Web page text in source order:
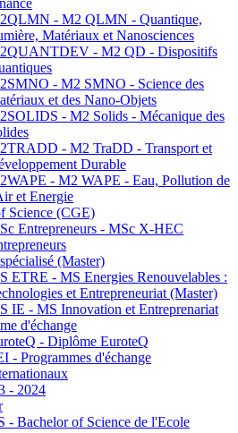
- M2 QLMN - Quantique,
Matériaux et Nanosciences
- M2 QD - Dispositifs
- M2 SMNO - Science des
et des Nano-Objets
- M2 Solids - Mécanique des
- M2 TraDD - Transport et
Durable
- M2 WAPE - Eau, Pollution de
et Energie
Science (CGE)
Entrepreneurs - MSc X-HEC
(Master)
ETRE - MS Energies Renouvelables :
et Entrepreneuriat (Master)
IE - MS Innovation et Entreprenariat
d'échange
- Diplôme EuroteQ
- Programmes d'échange
- 2024
- Bachelor of Science de l'Ecole